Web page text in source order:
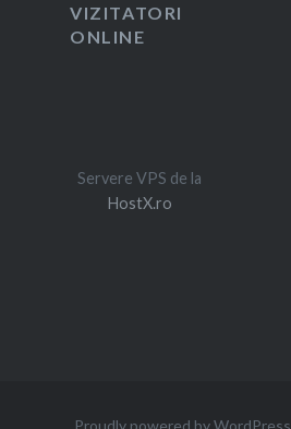
VIZITATORI
ONLINE
Servere VPS de la
HostX.ro
Proudly powered by WordPress